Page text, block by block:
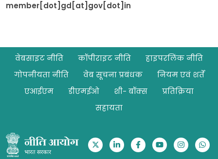
member[dot]gd[at]gov[dot]in
Footer
वेबसाइट नीति कॉपीराइट नीति
हाइपरलिंक नीति
गोपनीयता नीति
वेब सूचना प्रबंधक
नियम एवं शर्तें
एआईएम
डीएमईओ शी- बॉक्स
प्रतिक्रिया
सहायता